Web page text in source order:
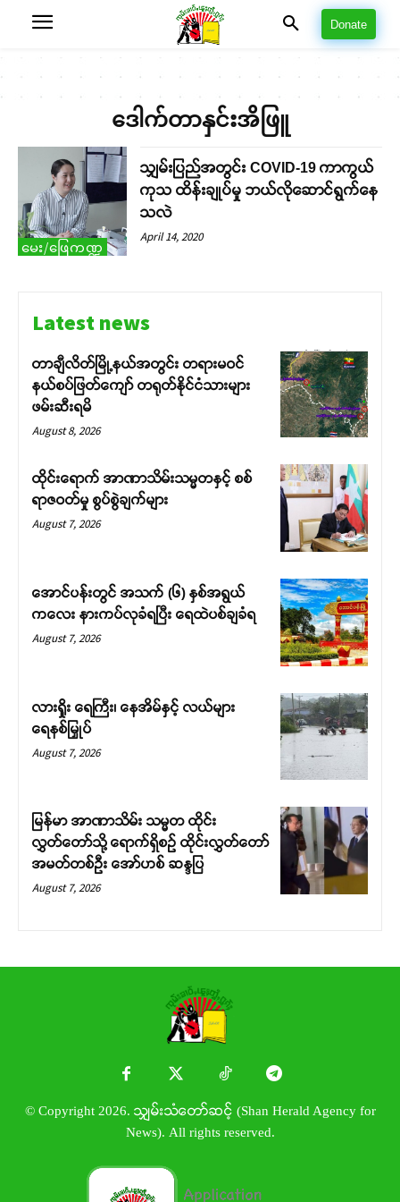
Donate
ဒေါက်တာနှင်းအိဖြူ
မေး/ဖြေကဏ္ဍ
သျှမ်းပြည်အတွင်း COVID-19 ကာကွယ်
ကုသ ထိန်းချုပ်မှု ဘယ်လိုဆောင်ရွက်နေ
သလဲ
April 14, 2020
Latest news
တာချီလိတ်မြို့နယ်အတွင်း တရားမဝင်
နယ်စပ်ဖြတ်ကျော် တရုတ်နိုင်ငံသားများ
ဖမ်းဆီးရမိ
August 8, 2026
ထိုင်းရောက် အာဏာသိမ်းသမ္မတနှင့် စစ်
ရာဇဝတ်မှု စွပ်စွဲချက်များ
August 7, 2026
အောင်ပန်းတွင် အသက် (၆) နှစ်အရွယ်
ကလေး နားကပ်လုခံရပြီး ရေထဲပစ်ချခံရ
August 7, 2026
လားရှိုး ရေကြီး၊ နေအိမ်နှင့် လယ်များ
ရေနစ်မြှုပ်
August 7, 2026
မြန်မာ အာဏာသိမ်း သမ္မတ ထိုင်း
လွှတ်တော်သို့ ရောက်ရှိစဉ် ထိုင်းလွှတ်တော်
အမတ်တစ်ဦး အော်ဟစ် ဆန္ဒပြ
August 7, 2026
© Copyright 2026. သျှမ်းသံတော်ဆင့် (Shan Herald Agency for
News). All rights reserved.